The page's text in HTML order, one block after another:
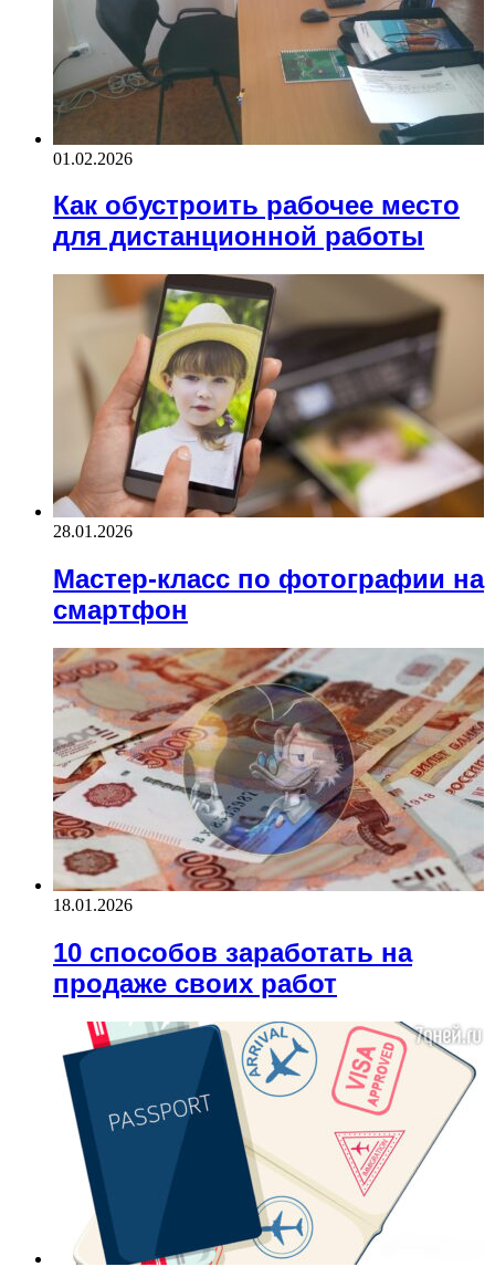
01.02.2026
Как обустроить рабочее место
для дистанционной работы
28.01.2026
Мастер-класс по фотографии на
смартфон
18.01.2026
10 способов заработать на
продаже своих работ